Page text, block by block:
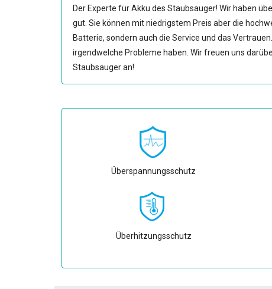
Der Experte für Akku des Staubsauger! Wir haben
gut. Sie können mit niedrigstem Preis aber die
Batterie, sondern auch die Service und das
irgendwelche Probleme haben. Wir freuen uns
Staubsauger an!
Überspannungsschutz
Überhitzungsschutz